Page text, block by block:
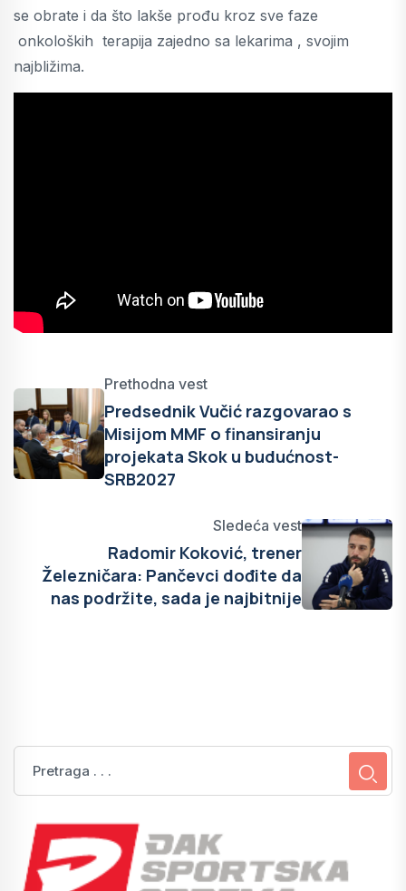
se obrate i da što lakše prođu kroz sve faze
onkoloških terapija zajedno sa lekarima , svojim
najbližima.
Prethodna vest
Predsednik Vučić razgovarao s
Misijom MMF o finansiranju
projekata Skok u budućnost-
SRB2027
Sledeća vest
Radomir Koković, trener
Železničara: Pančevci dođite da
nas podržite, sada je najbitnije